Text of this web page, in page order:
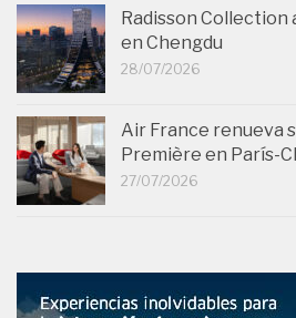
Radisson
en Chengdu
28/07/2026
Air France renueva
Première en París-
27/07/2026